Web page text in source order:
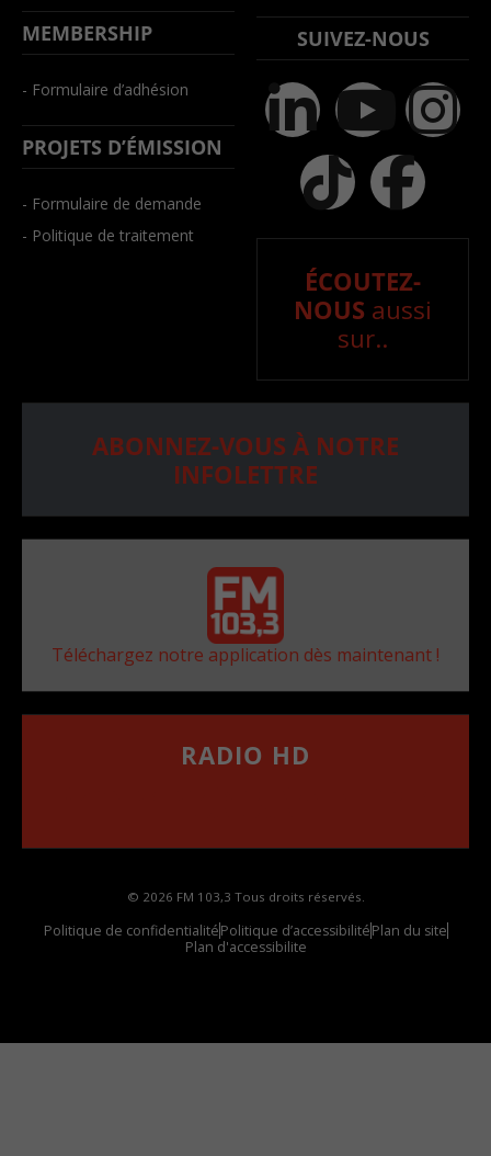
MEMBERSHIP
- Formulaire d’adhésion
PROJETS D’ÉMISSION
- Formulaire de demande
- Politique de traitement
SUIVEZ-NOUS
ÉCOUTEZ-
NOUS aussi
sur..
ABONNEZ-VOUS À NOTRE
INFOLETTRE
Téléchargez notre application dès maintenant !
RADIO HD
© 2026 FM 103,3 Tous droits réservés.
Politique de confidentialitéPolitique d’accessibilitéPlan du site
Plan d'accessibilite